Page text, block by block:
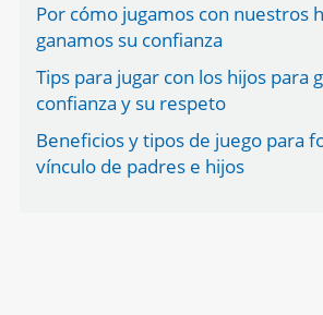
Por cómo jugamos con nuestros
ganamos su confianza
Tips para jugar con los hijos para
confianza y su respeto
Beneficios y tipos de juego para
vínculo de padres e hijos